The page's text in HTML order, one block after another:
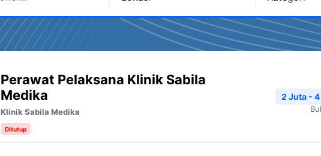
Perawat Pelaksana Klinik Sabila
Medika
Klinik Sabila Medika
Ditutup
2 Juta -